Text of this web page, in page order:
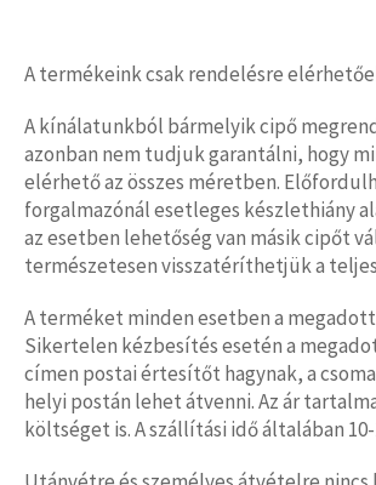
A termékeink csak rendelésre
A kínálatunkból bármelyik cipő
azonban nem tudjuk garantálni, hogy
elérhető az összes méretben.
forgalmazónál esetleges készlethiány
az esetben lehetőség van másik cipőt
természetesen visszatéríthetjük a
A terméket minden esetben a
Sikertelen kézbesítés esetén a
címen postai értesítőt hagynak, a
helyi postán lehet átvenni. Az ár
költséget is. A szállítási idő általában